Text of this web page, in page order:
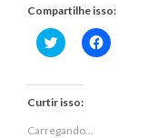
Compartilhe isso:
Clique
para
Twitter(abre
em
nova
janela)
Clique
para
Curtir isso:
Carregando...